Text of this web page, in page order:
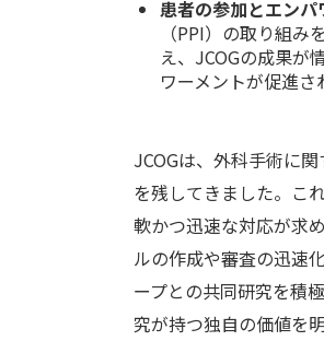
患者の参加とエンパ
（PPI）の取り組
え、JCOGの成果が
ワーメントが促進さ
JCOGは、外科手術に
を残してきました。こ
軟かつ迅速な対応が求
ルの作成や審査の迅速
ープとの共同研究を積
究が持つ独自の価値を